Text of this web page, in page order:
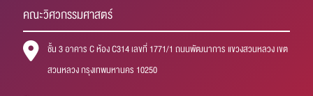
คณะวิศวกรรมศาสตร์
ชั้น 3 อาคาร C ห้อง C314 เลขที่ 1771/1 ถนนพัฒนาการ แขวงสวนหลวง เขต
สวนหลวง กรุงเทพมหานคร 10250